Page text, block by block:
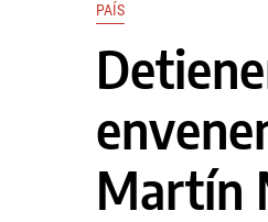
PAÍS
Martín